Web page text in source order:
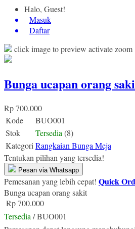
Halo, Guest!
Masuk
Daftar
click image to preview activate zoom
Bunga ucapan orang
Rp 700.000
Kode
BUO001
Stok
Tersedia (8)
Kategori Rangkaian Bunga Meja
Tentukan pilihan yang tersedia!
Pesan via Whatsapp
Pemesanan yang lebih cepat! Quick
Bunga ucapan orang sakit
Rp 700.000
Tersedia / BUO001